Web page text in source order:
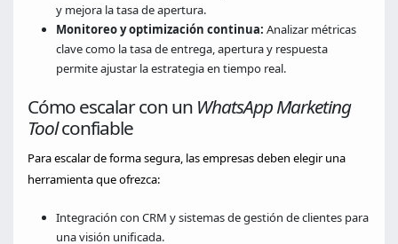
y mejora la tasa de apertura.
Monitoreo y optimización continua: Analizar métricas
clave como la tasa de entrega, apertura y respuesta
permite ajustar la estrategia en tiempo real.
Cómo escalar con un WhatsApp Marketing
Toolconfiable
Para escalar de forma segura, las empresas deben elegir una
herramienta que ofrezca:
Integración con CRM y sistemas de gestión de clientes para
una visión unificada.